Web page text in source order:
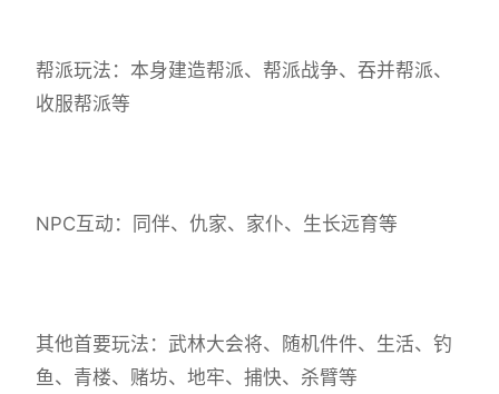
帮派玩法：本身建造帮派、帮派战争、吞并帮派、
收服帮派等
NPC互动：同伴、仇家、家仆、生长远育等
其他首要玩法：武林大会将、随机件件、生活、钓
鱼、青楼、赌坊、地牢、捕快、杀臂等